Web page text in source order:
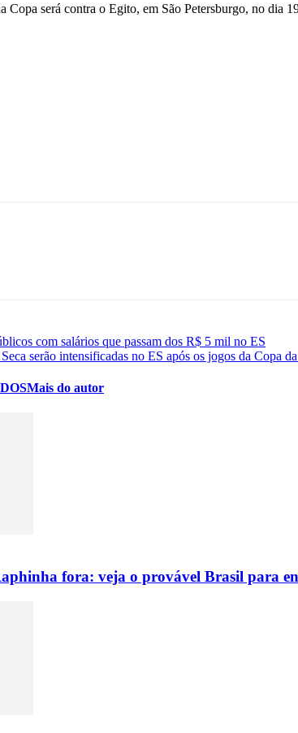
Copa será contra o Egito, em São Petersburgo, no dia
com salários que passam dos R$ 5 mil no ES
serão intensificadas no ES após os jogos da Copa
Mais do autor
fora: veja o provável Brasil para